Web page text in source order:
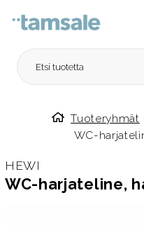
Etusivulle
Tuoteryhmät
WC-
HEWI
WC-harjateline,